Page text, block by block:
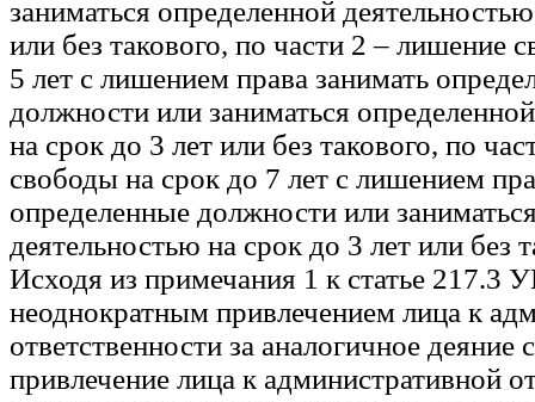
заниматься определенной
или без такового, по части 2 – лишение
5 лет с лишением права занимать
должности или заниматься
на срок до 3 лет или без такового, по
свободы на срок до 7 лет с лишением
определенные должности или
деятельностью на срок до 3 лет или без
Исходя из примечания 1 к статье 217.3
неоднократным привлечением лица к
ответственности за аналогичное деяние
привлечение лица к административной